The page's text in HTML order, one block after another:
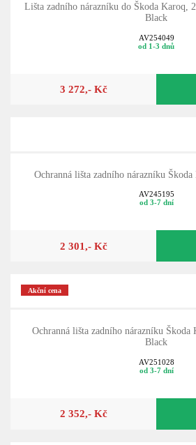
Lišta zadního nárazníku do Škoda Karoq,
Black
AV254049
od 1-3 dnů
3 272,- Kč
Ochranná lišta zadního nárazníku
AV245195
od 3-7 dní
2 301,- Kč
Akční cena
Ochranná lišta zadního nárazníku Škoda
Black
AV251028
od 3-7 dní
2 352,- Kč